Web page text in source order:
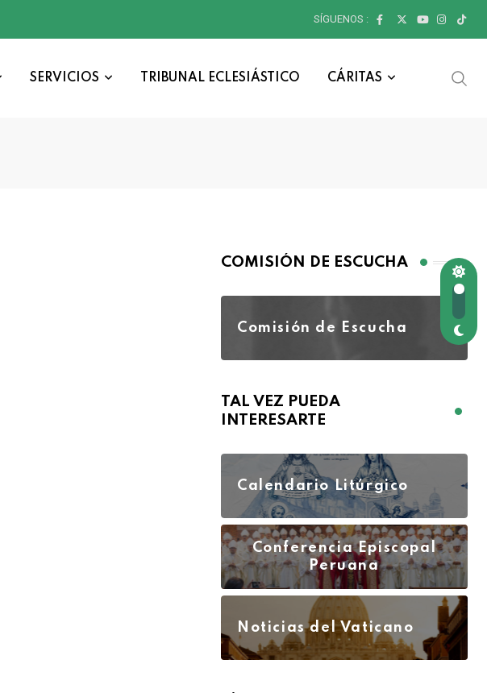
SÍGUENOS :
SERVICIOS TRIBUNAL ECLESIÁSTICO CÁRITAS
COMISIÓN DE ESCUCHA
Comisión de Escucha
TAL VEZ PUEDA
INTERESARTE
Calendario Litúrgico
Conferencia Episcopal
Peruana
Noticias del Vaticano